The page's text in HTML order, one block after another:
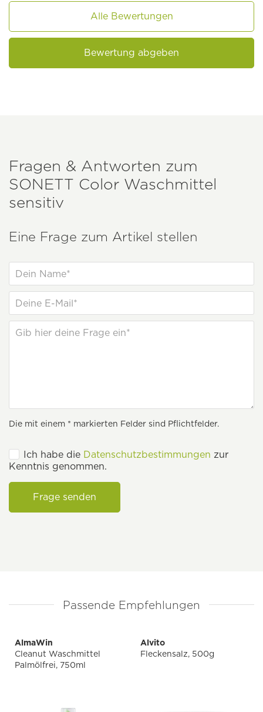
Alle Bewertungen
Bewertung abgeben
Fragen & Antworten zum
SONETT Color Waschmittel
sensitiv
Eine Frage zum Artikel stellen
Die mit einem * markierten Felder sind Pflichtfelder.
Ich habe die Datenschutzbestimmungen zur
Kenntnis genommen.
Frage senden
Passende Empfehlungen
AlmaWin
Cleanut Waschmittel
Palmölfrei, 750ml
Alvito
Fleckensalz, 500g